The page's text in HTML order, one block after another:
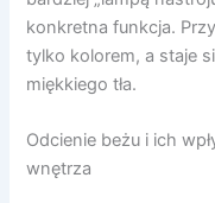
konkretna funkcja.
tylko kolorem, a staje
miękkiego tła.
Odcienie beżu i ich
wnętrza